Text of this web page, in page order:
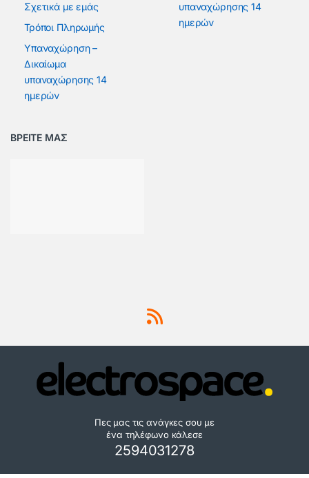
Σχετικά με εμάς
Τρόποι Πληρωμής
Υπαναχώρηση –
Δικαίωμα
υπαναχώρησης 14
ημερών
υπαναχώρησης 14
ημερών
ΒΡΕΙΤΕ ΜΑΣ
Πες μας τις ανάγκες σου με
ένα τηλέφωνο κάλεσε
2594031278